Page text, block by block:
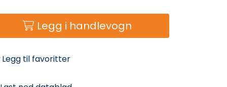
Legg i handlevogn
Legg til favoritter